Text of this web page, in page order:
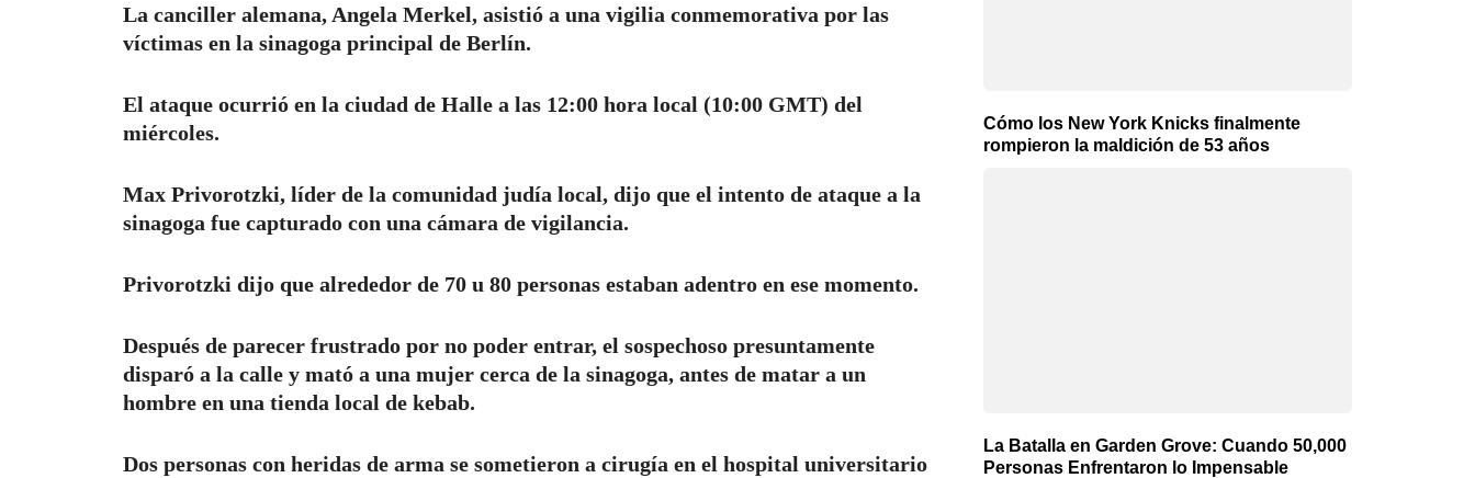
La canciller alemana, Angela Merkel, asistió a una vigilia conmemorativa por las
víctimas en la sinagoga principal de Berlín.
El ataque ocurrió en la ciudad de Halle a las 12:00 hora local (10:00 GMT) del
miércoles.
Max Privorotzki, líder de la comunidad judía local, dijo que el intento de ataque a la
sinagoga fue capturado con una cámara de vigilancia.
Privorotzki dijo que alrededor de 70 u 80 personas estaban adentro en ese momento.
Después de parecer frustrado por no poder entrar, el sospechoso presuntamente
disparó a la calle y mató a una mujer cerca de la sinagoga, antes de matar a un
hombre en una tienda local de kebab.
Dos personas con heridas de arma se sometieron a cirugía en el hospital universitario
Cómo los New York Knicks finalmente
rompieron la maldición de 53 años
La Batalla en Garden Grove: Cuando 50,000
Personas Enfrentaron lo Impensable